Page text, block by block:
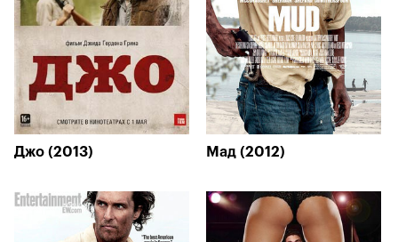
Джо (2013) Мад (2012)